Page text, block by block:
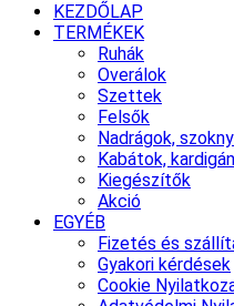
KEZDŐLAP
TERMÉKEK
Ruhák
Overálok
Szettek
Felsők
Nadrágok,
Kabátok,
Kiegészítők
Akció
EGYÉB
Fizetés és
Gyakori kérdések
Cookie